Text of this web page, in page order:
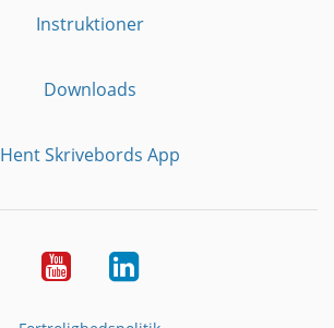
Instruktioner
Downloads
Hent Skrivebords App
YouTubeLinkedIn